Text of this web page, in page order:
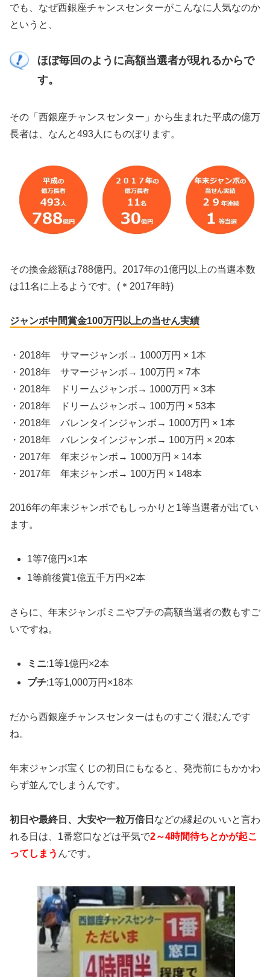
でも、なぜ西銀座チャンスセンターがこんなに人気なのか
というと、
ほぼ毎回のように高額当選者が現れるからで
す。
その「西銀座チャンスセンター」から生まれた平成の億万
長者は、なんと493人にものぼります。
その換金総額は788億円。2017年の1億円以上の当選本数
は11名に上るようです。(＊2017年時)
ジャンボ中間賞金100万円以上の当せん実績
・2018年 サマージャンボ → 1000万円 × 1本
・2018年 サマージャンボ → 100万円 × 7本
・2018年 ドリームジャンボ → 1000万円 × 3本
・2018年 ドリームジャンボ → 100万円 × 53本
・2018年 バレンタインジャンボ → 1000万円 × 1本
・2018年 バレンタインジャンボ → 100万円 × 20本
・2017年 年末ジャンボ → 1000万円 × 14本
・2017年 年末ジャンボ → 100万円 × 148本
2016年の年末ジャンボでもしっかりと1等当選者が出てい
ます。
1等7億円×1本
1等前後賞1億五千万円×2本
さらに、年末ジャンボミニやプチの高額当選者の数もすご
いですね。
ミニ:1等1億円×2本
プチ:1等1,000万円×18本
だから西銀座チャンスセンターはものすごく混むんです
ね。
年末ジャンボ宝くじの初日にもなると、発売前にもかかわ
らず並んでしまうんです。
初日や最終日、大安や一粒万倍日 などの縁起のいいと言わ
れる日は、1番窓口などは平気で2～4時間待ちとかが起こ
ってしまう んです。